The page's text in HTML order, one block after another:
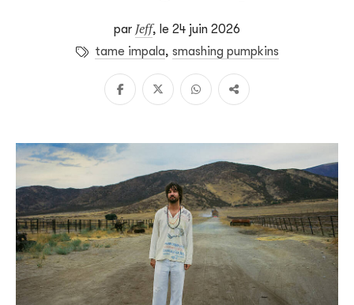
par Jeff, le 24 juin 2026
tame impala, smashing pumpkins